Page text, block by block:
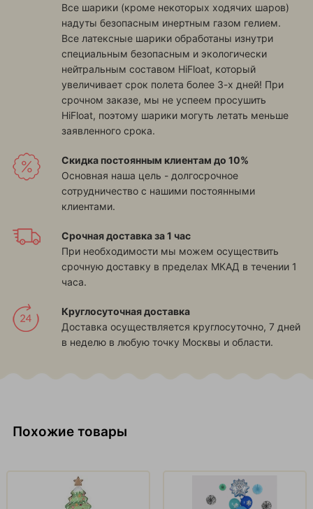
Все шарики (кроме некоторых ходячих шаров)
надуты безопасным инертным газом гелием.
Все латексные шарики обработаны изнутри
специальным безопасным и экологически
нейтральным составом HiFloat, который
увеличивает срок полета более 3-х дней! При
срочном заказе, мы не успеем просушить
HiFloat, поэтому шарики могуть летать меньше
заявленного срока.
Скидка постоянным клиентам до 10%
Основная наша цель - долгосрочное
сотрудничество с нашими постоянными
клиентами.
Срочная доставка за 1 час
При необходимости мы можем осуществить
срочную доставку в пределах МКАД в течении 1
часа.
Круглосуточная доставка
Доставка осуществляется круглосуточно, 7 дней
в неделю в любую точку Москвы и области.
Похожие товары